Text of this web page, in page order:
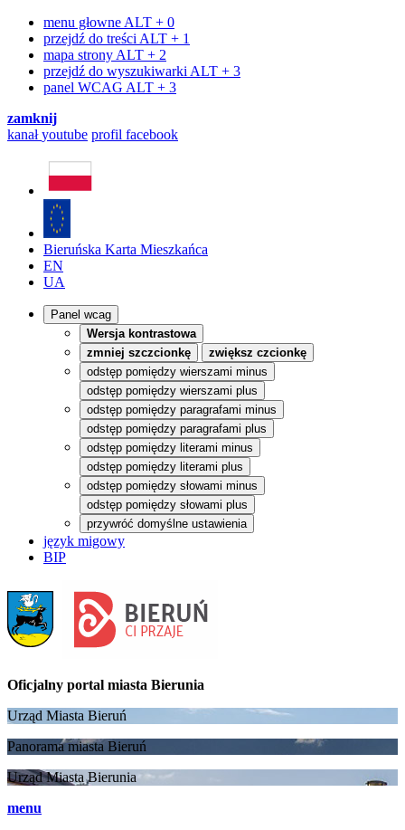
menu głowne ALT + 0
przejdź do treści ALT + 1
mapa strony ALT + 2
przejdź do wyszukiwarki ALT + 3
panel WCAG ALT + 3
zamknij
kanałyoutube profil facebook
Bieruńska Karta Mieszkańca
EN
UA
Panel wcag
Wersja kontrastowa
zmniej szczcionkę
zwiększ czcionkę
odstęp pomiędzy wierszami minus
odstęp pomiędzy wierszami plus
odstęp pomiędzy paragrafami minus
odstęp pomiędzy paragrafami plus
odstęp pomiędzy literami minus
odstęp pomiędzy literami plus
odstęp pomiędzy słowami minus
odstęp pomiędzy słowami plus
przywróć domyślne ustawienia
język migowy
BIP
Oficjalny portal miasta Bierunia
Urząd Miasta Bieruń
Panorama miasta Bieruń
Urząd Miasta Bierunia
menu